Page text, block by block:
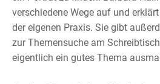
verschiedene Wege auf und
der eigenen Praxis. Sie gibt
zur Themensuche am
eigentlich ein gutes Thema